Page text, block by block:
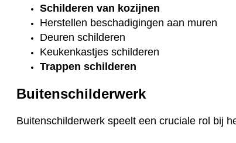
Schilderen van kozijnen
Herstellen beschadigingen aan muren
Deuren schilderen
Keukenkastjes schilderen
Trappen schilderen
Buitenschilderwerk
Buitenschilderwerk speelt een cruciale rol bij